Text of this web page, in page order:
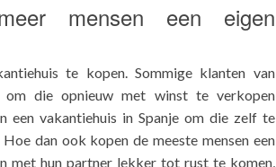
mensen een eigen
te kopen. Sommige klanten van
om die opnieuw met winst te verkopen
een vakantiehuis in Spanje om die zelf te
dan ook kopen de meeste mensen een
met hun partner lekker tot rust te komen,